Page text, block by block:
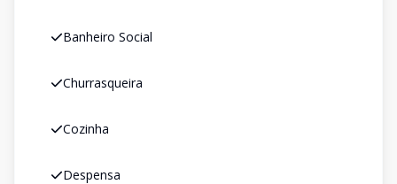
Banheiro Social
Churrasqueira
Cozinha
Despensa